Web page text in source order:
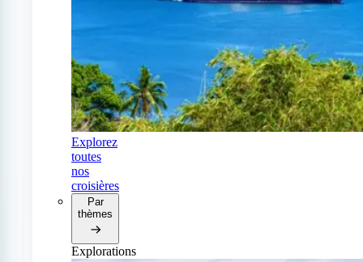
Explorez
toutes
nos
croisières
Par
thèmes
Explorations